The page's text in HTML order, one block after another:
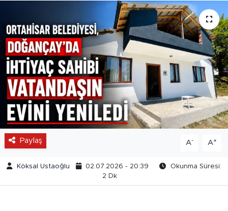
Paylaş A- A+
Köksal Ustaoğlu 02.07.2026 - 20:39
Okunma Süresi:
2 Dk
Köşe Yazarları
Manşet
Ulusal Son Dakika Haberleri